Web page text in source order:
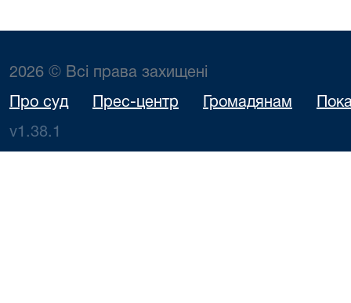
2026 © Всі права захищені
Про суд Прес-центр Громадянам
v1.38.1